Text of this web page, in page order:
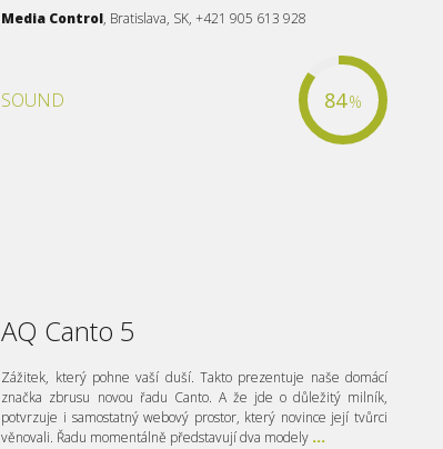
Media Control, Bratislava, SK, +421 905 613 928
SOUND 84%
AQ Canto 5
Zážitek, který pohne vaší duší. Takto prezentuje naše domácí
značka zbrusu novou řadu Canto. A že jde o důležitý milník,
potvrzuje i samostatný webový prostor, který novince její tvůrci
věnovali. Řadu momentálně představují dva modely ...